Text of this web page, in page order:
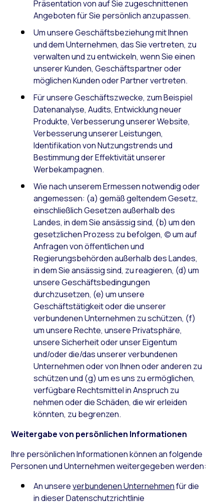
Präsentation von auf Sie zugeschnittenen
Angeboten für Sie persönlich anzupassen.
Um unsere Geschäftsbeziehung mit Ihnen
und dem Unternehmen, das Sie vertreten, zu
verwalten und zu entwickeln, wenn Sie einen
unserer Kunden, Geschäftspartner oder
möglichen Kunden oder Partner vertreten.
Für unsere Geschäftszwecke, zum Beispiel
Datenanalyse, Audits, Entwicklung neuer
Produkte, Verbesserung unserer Website,
Verbesserung unserer Leistungen,
Identifikation von Nutzungstrends und
Bestimmung der Effektivität unserer
Werbekampagnen.
Wie nach unserem Ermessen notwendig oder
angemessen: (a) gemäß geltendem Gesetz,
einschließlich Gesetzen außerhalb des
Landes, in dem Sie ansässig sind, (b) um den
gesetzlichen Prozess zu befolgen, (c) um auf
Anfragen von öffentlichen und
Regierungsbehörden außerhalb des Landes,
in dem Sie ansässig sind, zu reagieren, (d) um
unsere Geschäftsbedingungen
durchzusetzen, (e) um unsere
Geschäftstätigkeit oder die unserer
verbundenen Unternehmen zu schützen, (f)
um unsere Rechte, unsere Privatsphäre,
unsere Sicherheit oder unser Eigentum
und/oder die/das unserer verbundenen
Unternehmen oder von Ihnen oder anderen zu
schützen und (g) um es uns zu ermöglichen,
verfügbare Rechtsmittel in Anspruch zu
nehmen oder die Schäden, die wir erleiden
könnten, zu begrenzen.
Weitergabe von persönlichen Informationen
Ihre persönlichen Informationen können an folgende
Personen und Unternehmen weitergegeben werden:
An unsereverbundenen Unternehmenfür die
in dieser Datenschutzrichtlinie